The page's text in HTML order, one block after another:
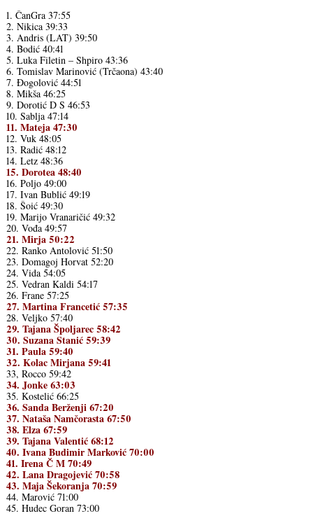
1. ČanGra 37:55
2. Nikica 39:33
3. Andris (LAT) 39:50
4. Bodić 40:41
5. Luka Filetin – Shpiro 43:36
6. Tomislav Marinović (Trčaona) 43:40
7. Đogolović 44:51
8. Mikša 46:25
9. Dorotić D S 46:53
10. Sablja 47:14
11. Mateja 47:30
12. Vuk 48:05
13. Radić 48:12
14. Letz 48:36
15. Dorotea 48:40
16. Poljo 49:00
17. Ivan Bublić 49:19
18. Šoić 49:30
19. Marijo Vranaričić 49:32
20. Vođa 49:57
21. Mirja 50:22
22. Ranko Antolović 51:50
23. Domagoj Horvat 52:20
24. Vida 54:05
25. Vedran Kaldi 54:17
26. Frane 57:25
27. Martina Francetić 57:35
28. Veljko 57:40
29. Tajana Špoljarec 58:42
30. Suzana Stanić 59:39
31. Paula 59:40
32. Kolac Mirjana 59:41
33, Rocco 59:42
34. Jonke 63:03
35. Kostelić 66:25
36. Sanda Berženji 67:20
37. Nataša Namčorasta 67:50
38. Elza 67:59
39. Tajana Valentić 68:12
40. Ivana Budimir Marković 70:00
41. Irena Č M 70:49
42. Lana Dragojević 70:58
43. Maja Šekoranja 70:59
44. Marović 71:00
45. Hudec Goran 73:00